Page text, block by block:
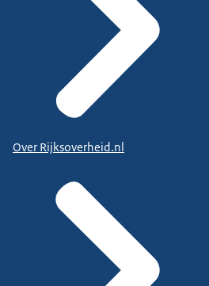
Over Rijksoverheid.nl